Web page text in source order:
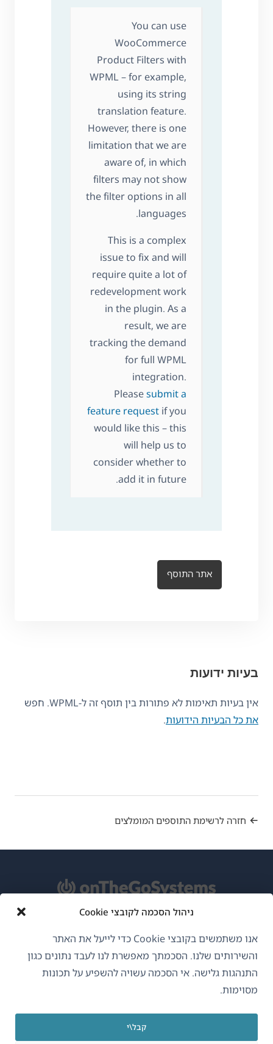
ניהול הסכמה לקובצי Cookie
אנו משתמשים בקובצי Cookie כדי לייעל את האתר
והשירותים שלנו. הסכמתך מאפשרת לנו לעבד נתונים כגון
התנהגות גלישה. אי הסכמה עשויה להשפיע על תכונות
מסוימות.
קבל\י
You can use
WooCommerce
Product Filters with
WPML – for example,
using its string
translation feature.
However, there is one
limitation that we are
aware of, in which
filters may not show
the filter options in all
languages.
This is a complex
issue to fix and will
require quite a lot of
redevelopment work
in the plugin. As a
result, we are
tracking the demand
for full WPML
integration.
Pleasesubmit a
feature request if you
would like this – this
will help us to
consider whether to
add it in future.
אתר התוסף
בעיות ידועות
אין בעיות תאימות לא פתורות בין תוסף זה ל-WPML. חפש
את כל הבעיות הידועות.
חזרה לרשימת התוספים המומלצים
עברית
GDPR ומדיניות פרטיות
הצטרף לצוות שלנו(נפתח
בחלון
חדש)
בחלון
חדש)
בחלון